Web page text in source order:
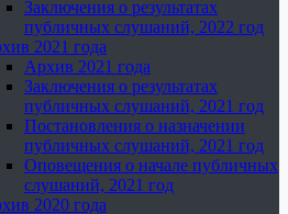
Заключения о результатах
публичных слушаний, 2022 год
2021 года
Архив 2021 года
Заключения о результатах
публичных слушаний, 2021 год
Постановления о назначении
публичных слушаний, 2021 год
Оповещения о начале публичных
слушаний, 2021 год
2020 года